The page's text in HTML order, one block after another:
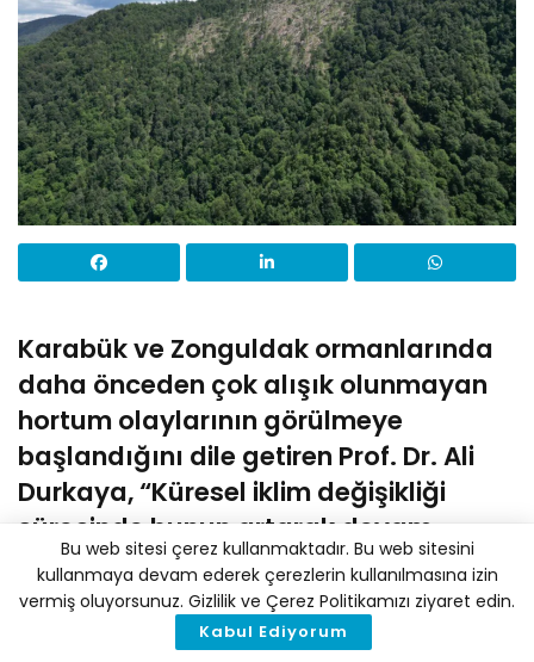
Karabük ve Zonguldak ormanlarında
daha önceden çok alışık olunmayan
hortum olaylarının görülmeye
başlandığını dile getiren Prof. Dr. Ali
Durkaya, “Küresel iklim değişikliği
sürecinde bunun artarak devam
edeceği şu anda tahmin edilebilir” diye
konuştu.
Yüz ölçümlerine göre %65’inden fazlası ormanlarla
Bu web sitesi çerez kullanmaktadır. Bu web sitesini
kullanmaya devam ederek çerezlerin kullanılmasına izin
vermiş oluyorsunuz. Gizlilik ve Çerez Politikamızı ziyaret edin.
Kabul Ediyorum